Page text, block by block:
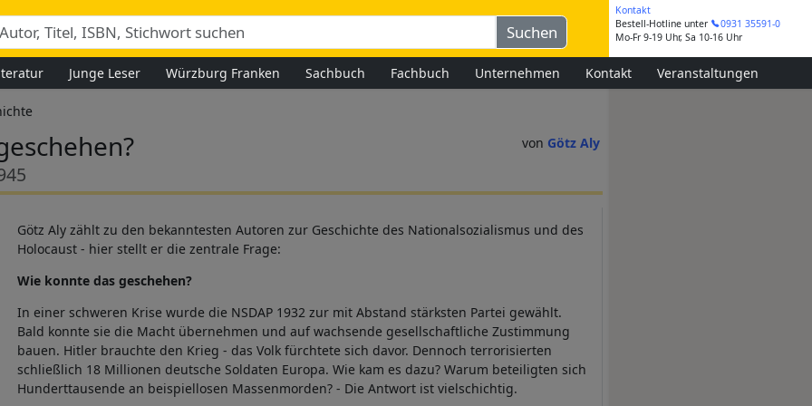
Kontakt
Bestell-Hotline unter
0931 35591-0
Mo-Fr 9-19 Uhr, Sa 10-16 Uhr
Junge Leser Würzburg Franken Sachbuch Fachbuch Unternehmen Kontakt Veranstaltungen
Götz Aly
Götz Aly zählt zu den bekanntesten Autoren zur Geschichte des Nationalsozialismus und des
Holocaust - hier stellt er die zentrale Frage:
Wie konnte das geschehen?
In einer schweren Krise wurde die NSDAP 1932 zur mit Abstand stärksten Partei gewählt.
Bald konnte sie die Macht übernehmen und auf wachsende gesellschaftliche Zustimmung
bauen. Hitler brauchte den Krieg - das Volk fürchtete sich davor. Dennoch terrorisierten
schließlich 18 Millionen deutsche Soldaten Europa. Wie kam es dazu? Warum beteiligten sich
Hunderttausende an beispiellosen Massenmorden? - Die Antwort ist vielschichtig.